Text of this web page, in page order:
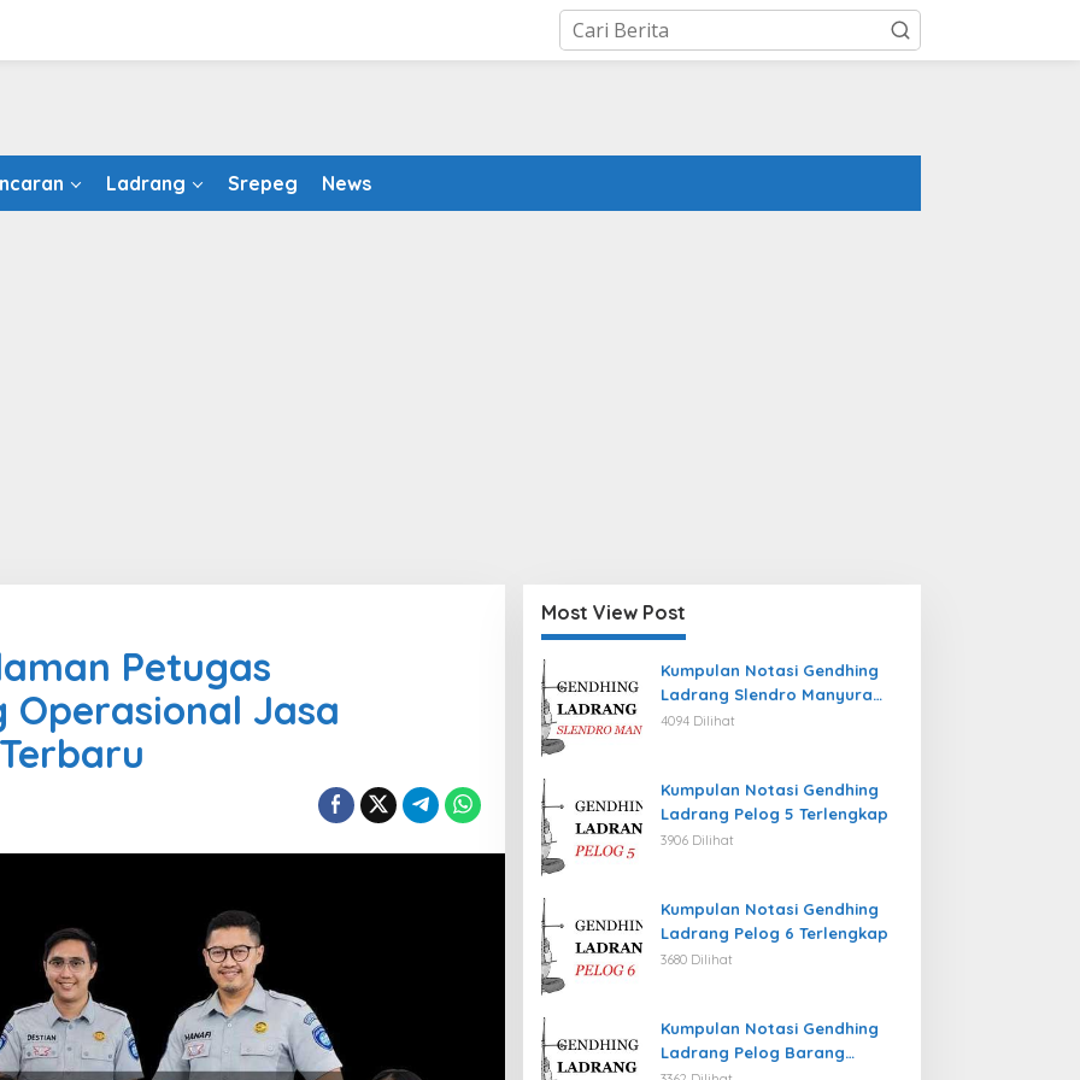
Ladrang Srepeg News
Petugas
Jasa
Most View Post
Kumpulan Notasi Gendhing
Ladrang Slendro Manyura
Terlengkap
4094 Dilihat
Kumpulan Notasi Gendhing
Ladrang Pelog 5 Terlengkap
3906 Dilihat
Kumpulan Notasi Gendhing
Ladrang Pelog 6 Terlengkap
3680 Dilihat
Kumpulan Notasi Gendhing
Ladrang Pelog Barang